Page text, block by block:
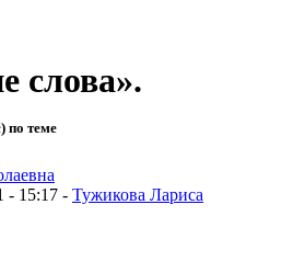
слова».
по теме
- 15:17 - Тужикова Лариса